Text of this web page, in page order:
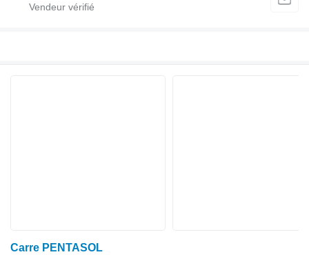
Carre PENTASOL